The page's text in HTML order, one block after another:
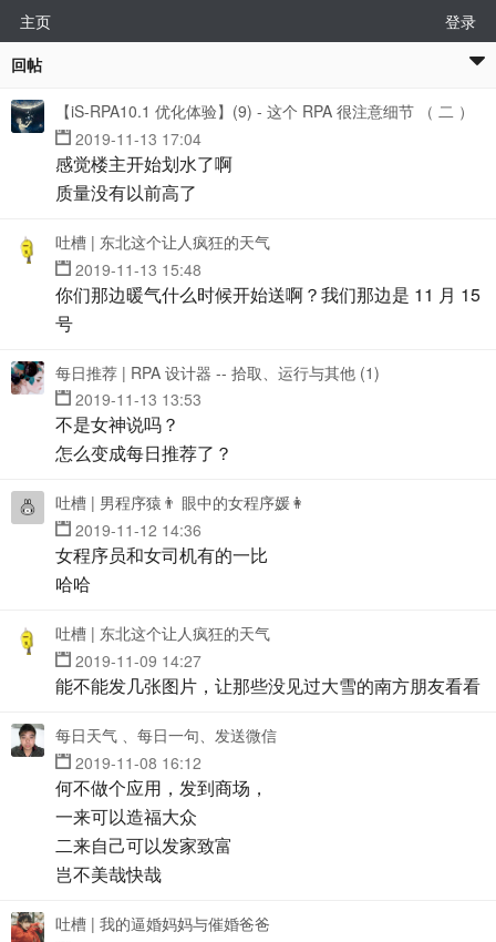
主页
登录
回帖
【iS-RPA10.1 优化体验】(9) - 这个 RPA 很注意细节 （ 二 ）
2019-11-13 17:04
感觉楼主开始划水了啊
质量没有以前高了
吐槽 | 东北这个让人疯狂的天气
2019-11-13 15:48
你们那边暖气什么时候开始送啊？我们那边是 11 月 15
号
每日推荐 | RPA 设计器 -- 拾取、运行与其他 (1)
2019-11-13 13:53
不是女神说吗？
怎么变成每日推荐了？
吐槽 | 男程序猿👨 眼中的女程序媛👩
2019-11-12 14:36
女程序员和女司机有的一比
哈哈
吐槽 | 东北这个让人疯狂的天气
2019-11-09 14:27
能不能发几张图片，让那些没见过大雪的南方朋友看看
每日天气 、每日一句、发送微信
2019-11-08 16:12
何不做个应用，发到商场，
一来可以造福大众
二来自己可以发家致富
岂不美哉快哉
吐槽 | 我的逼婚妈妈与催婚爸爸